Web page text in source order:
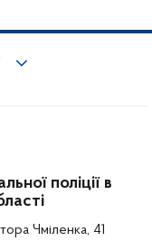
поліції в
Чміленка, 41